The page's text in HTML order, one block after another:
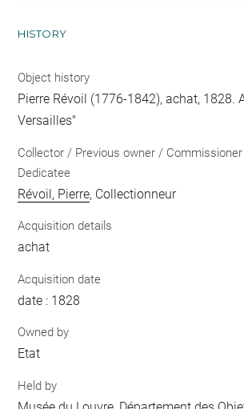
HISTORY
Object history
Pierre Révoil (1776-1842), achat, 1828.
Versailles"
Collector / Previous owner /
Dedicatee
Révoil, Pierre, Collectionneur
Acquisition details
achat
Acquisition date
date : 1828
Owned by
Etat
Held by